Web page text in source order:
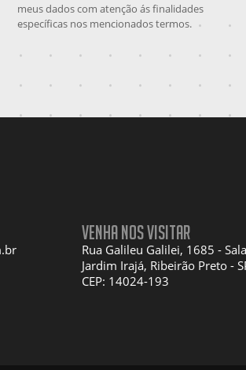
meus dados com atenção ás finalidades
específicas nos mencionados termos.
Venha nos visitar
Rua Galileu Galilei, 1685 -
Jardim Irajá, Ribeirão Preto -
CEP: 14024-193